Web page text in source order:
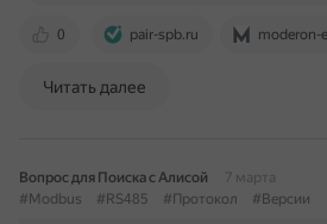
0 pair-spb.ru moderon-
Читать далее
Вопрос для Поиска с Алисой
7 марта
#Modbus
#RS485 #Протокол #Версии